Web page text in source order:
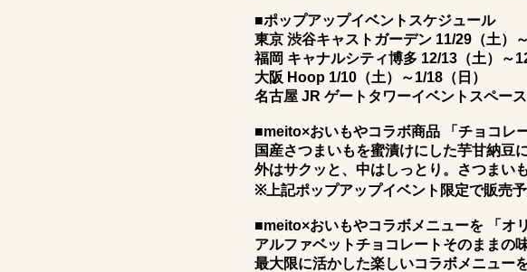
■ポップアップイベントスケジュール
東京 渋谷キャストガーデン 11/29（土）
福岡 キャナルシティ博多 12/13（土）～
大阪 Hoop 1/10（土）～1/18（日）
名古屋 JR ゲートタワーイベントスペー
■meito×おいもやコラボ商品 「チョコレ
国産さつまいもを蜜漬けにした芋甘納豆
外はサクッと、中はしっとり。さつまい
※上記ポップアップイベント限定で販売
■meito×おいもやコラボメニューを 「オ
アルファベットチョコレートそのままの
最大限に活かした楽しいコラボメニュー